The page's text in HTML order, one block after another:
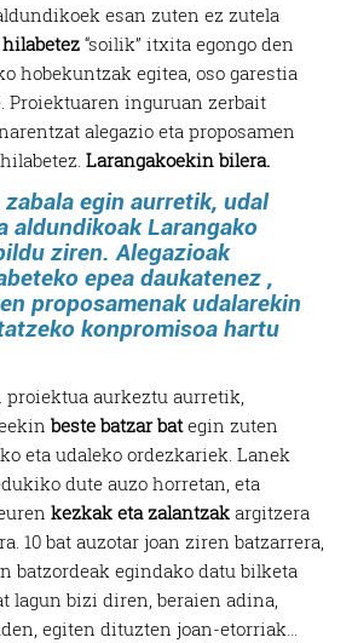
esan zuten ez zutela
hilabetez“soilik” itxita egongo den
hobekuntzak egitea, oso garestia
Proiektuaren inguruan zerbait
alegazio eta proposamen
hilabetez.
egin aurretik, udal
aldundikoak Larangako
ziren. Alegazioak
epea daukatenez ,
proposamenak udalarekin
konpromisoa hartu
Larangakoekin bilera.
aurkeztu aurretik,
beste batzar bategin zuten
eta udaleko ordezkariek. Lanek
dute auzo horretan, eta
kezkak eta zalantzak argitzera
10 bat auzotar joan ziren batzarrera,
batzordeak egindako datu bilketa
lagun bizi diren, beraien adina,
egiten dituzten joan-etorriak…